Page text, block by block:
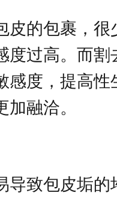
皮的包裹，很
度过高。而割
感度，提高性
融洽。
导致包皮垢的